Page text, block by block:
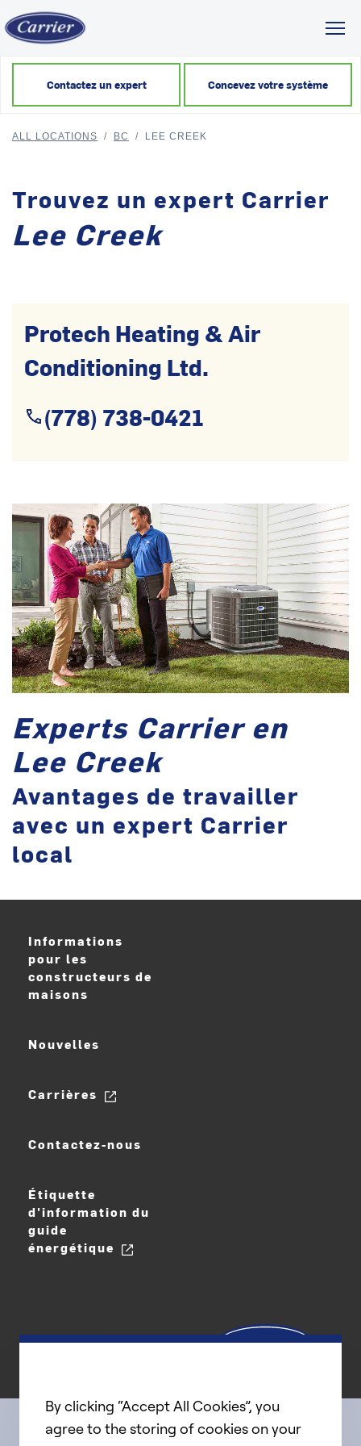
Contactez un expert Concevez votre système
ALL LOCATIONS / BC / LEE CREEK
Trouvez un expert Carrier
Lee Creek
Protech Heating & Air
Conditioning Ltd.
(778) 738-0421
Experts Carrier en
Lee Creek
Avantages de travailler
avec un expert Carrier
local
Informations
pour les
constructeurs de
maisons
Nouvelles
Carrières
Contactez-nous
Étiquette
d'information du
guide
énergétique
By clicking “Accept All Cookies”, you
agree to the storing of cookies on your